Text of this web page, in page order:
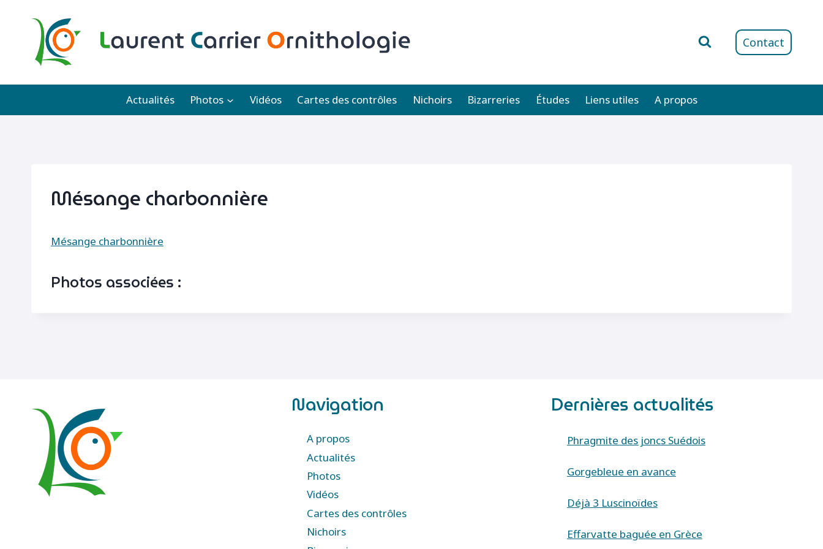
Contact
Actualités Photos Vidéos Cartes des contrôles Nichoirs Bizarreries Études Liens utiles A propos
Mésange charbonnière
Mésange charbonnière
Photos associées :
Navigation
A propos
Actualités
Photos
Vidéos
Cartes des contrôles
Nichoirs
Dernières actualités
Phragmite des joncs Suédois
Gorgebleue en avance
Déjà 3 Luscinoïdes
Effarvatte baguée en Grèce